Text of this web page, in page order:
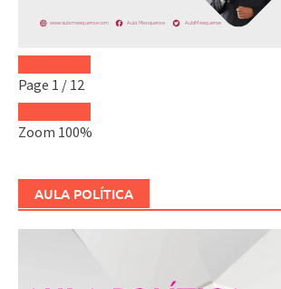
Page 1 / 12
Zoom 100%
AULA POLÍTICA